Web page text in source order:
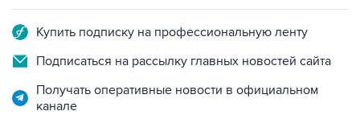
Купить подписку на профессиональную ленту
Подписаться на рассылку главных новостей сайта
Получать оперативные новости в официальном
канале